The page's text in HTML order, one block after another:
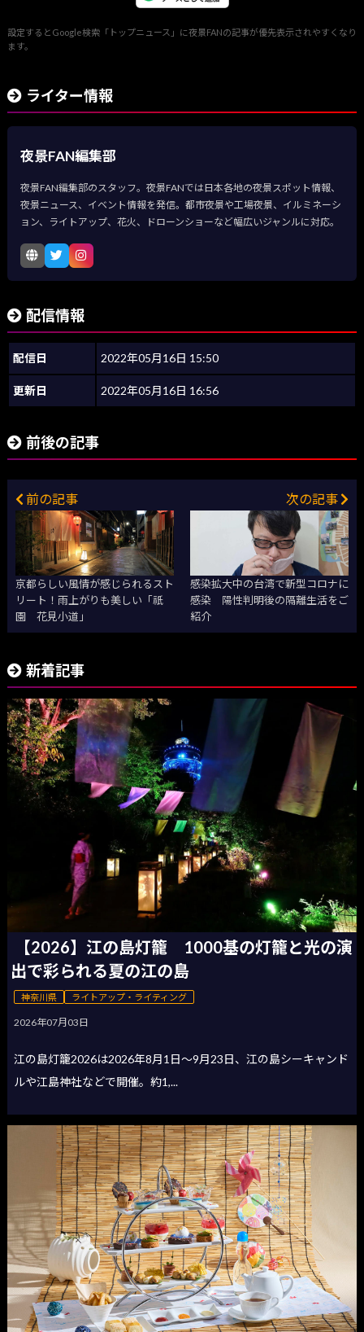
設定するとGoogle検索「トップニュース」に夜景FANの記事が優先表示されやすくなり
ます。
ライター情報
夜景FAN編集部
夜景FAN編集部のスタッフ。夜景FANでは日本各地の夜景スポット情報、
夜景ニュース、イベント情報を発信。都市夜景や工場夜景、イルミネーシ
ョン、ライトアップ、花火、ドローンショーなど幅広いジャンルに対応。
配信情報
配信日 2022年05月16日 15:50
更新日 2022年05月16日 16:56
前後の記事
前の記事
京都らしい風情が感じられるスト
リート！雨上がりも美しい「祇
園 花見小道」
次の記事
感染拡大中の台湾で新型コロナに
感染 陽性判明後の隔離生活をご
紹介
新着記事
【2026】江の島灯籠 1000基の灯籠と光の演
出で彩られる夏の江の島
神奈川県 ライトアップ・ライティング
2026年07月03日
江の島灯籠2026は2026年8月1日〜9月23日、江の島シーキャンド
ルや江島神社などで開催。約1,...